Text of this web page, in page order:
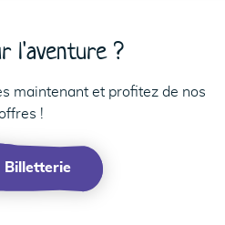
l'aventure ?
maintenant et profitez de nos
!
Billetterie